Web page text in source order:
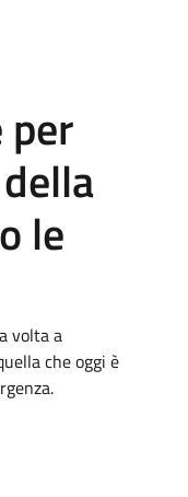
le
volta a
che oggi è